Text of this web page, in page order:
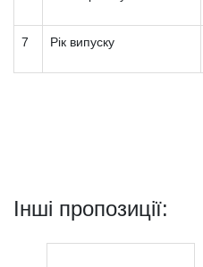
7 Рік випуску
Інші пропозиції: